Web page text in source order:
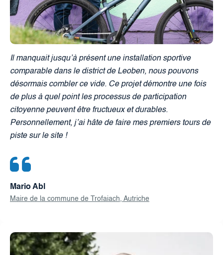
Mario Abl
Maire de la commune de Trofaiach, Autriche
Il manquait jusqu’à présent une installation sportive
comparable dans le district de Leoben, nous pouvons
désormais combler ce vide. Ce projet démontre une fois
de plus à quel point les processus de participation
citoyenne peuvent être fructueux et durables.
Personnellement, j’ai hâte de faire mes premiers tours de
piste sur le site !